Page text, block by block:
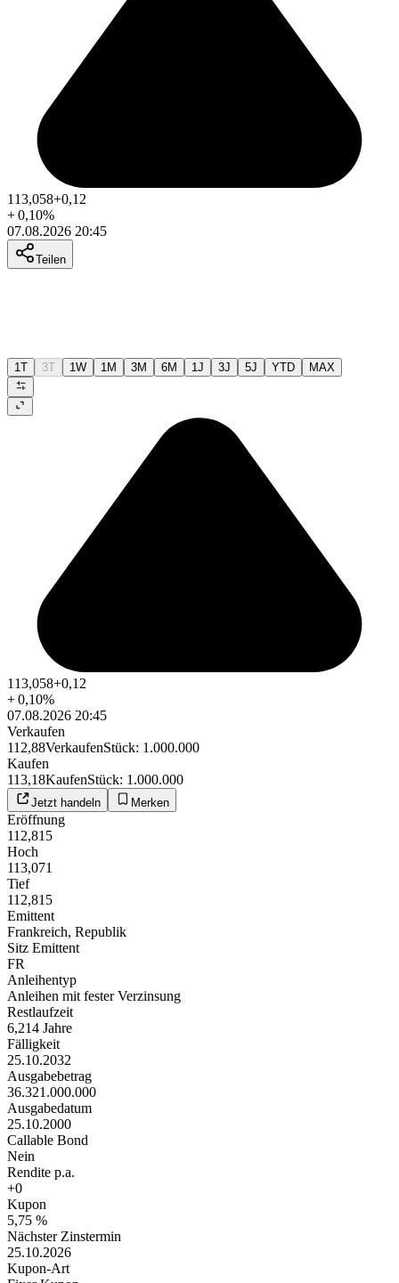
113,058+0,12
+0,10%
07.08.2026 20:45
Teilen
1T 3T 1W 1M 3M 6M 1J 3J 5J YTD MAX
113,058+0,12
+0,10%
07.08.2026 20:45
Verkaufen
112,88VerkaufenStück: 1.000.000
Kaufen
113,18KaufenStück: 1.000.000
Jetzt handeln Merken
Eröffnung
112,815
Hoch
113,071
Tief
112,815
Emittent
Frankreich, Republik
Sitz Emittent
FR
Anleihentyp
Anleihen mit fester Verzinsung
Restlaufzeit
6,214 Jahre
Fälligkeit
25.10.2032
Ausgabebetrag
36.321.000.000
Ausgabedatum
25.10.2000
Callable Bond
Nein
Rendite p.a.
+0
Kupon
5,75 %
Nächster Zinstermin
25.10.2026
Kupon-Art